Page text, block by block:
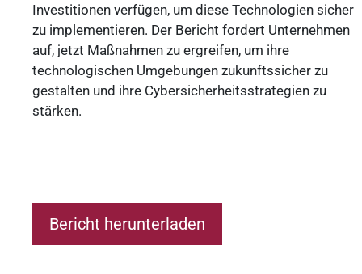
Investitionen verfügen, um diese Technologien sicher
zu implementieren. Der Bericht fordert Unternehmen
auf, jetzt Maßnahmen zu ergreifen, um ihre
technologischen Umgebungen zukunftssicher zu
gestalten und ihre Cybersicherheitsstrategien zu
stärken.
Bericht herunterladen